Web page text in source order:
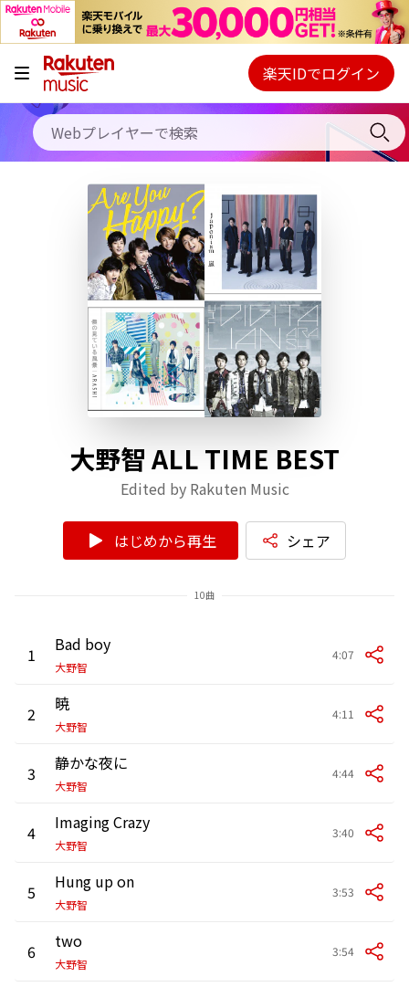
キャンペーン
料金プラン
使い方
初回30日間無料お試し
Webプレイヤー
ご契約内容の確認・変更
楽天IDでログイン
大野智 ALL TIME BEST
Edited by Rakuten Music
はじめから再生 シェア
10曲
1 Bad boy
大野智
4:07
2 暁
大野智
4:11
3 静かな夜に
大野智
4:44
4 Imaging Crazy
大野智
3:40
5 Hung up on
大野智
3:53
6 two
大野智
3:54